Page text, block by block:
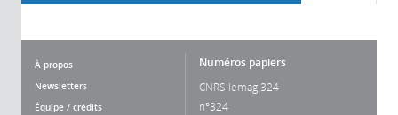
À propos
Newsletters
Équipe / crédits
Numéros papiers
CNRS lemag 324
n°324